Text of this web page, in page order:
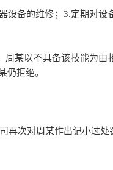
设备的维修； 3.定期对设
某以不具备该技能为由
仍拒绝。
再次对周某作出记小过处